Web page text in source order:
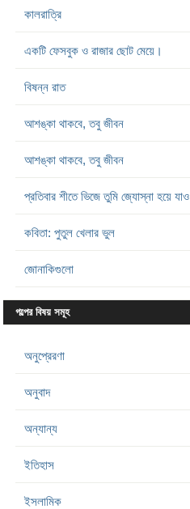
কালরাত্রি
একটি ফেসবুক ও রাজার ছোট মেয়ে।
বিষন্ন রাত
আশঙ্কা থাকবে, তবু জীবন
আশঙ্কা থাকবে, তবু জীবন
প্রতিবার শীতে ভিজে তুমি জ্যোস্না হয়ে যাও
কবিতা: পুতুল খেলার ভুল
জোনাকিগুলো
গল্পের বিষয় সমূহ
অনুপ্রেরণা
অনুবাদ
অন্যান্য
ইতিহাস
ইসলামিক